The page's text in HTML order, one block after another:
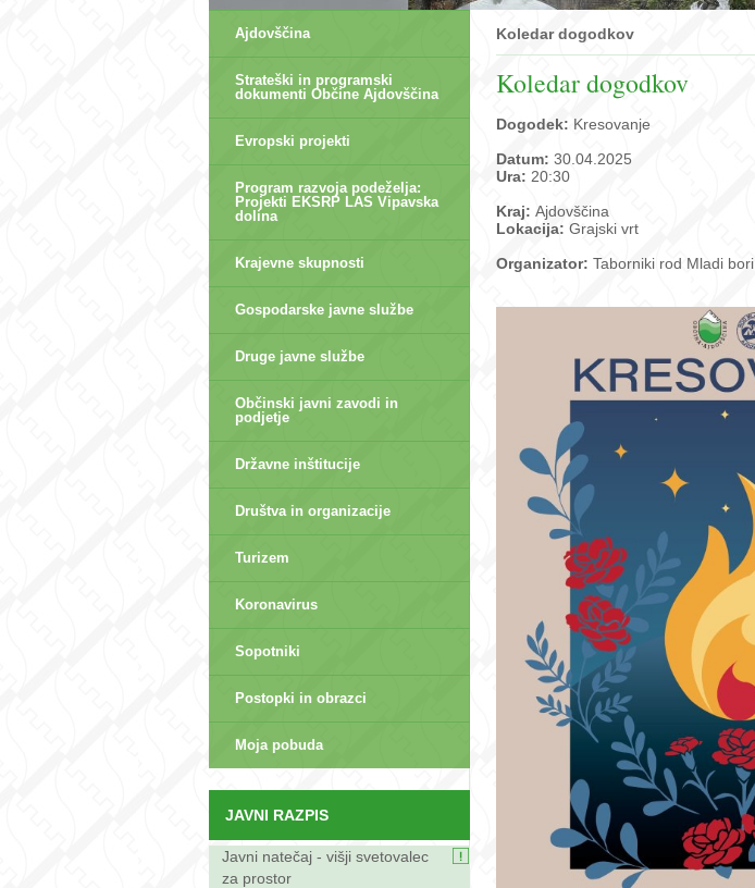
Ajdovščina
Strateški in programski
dokumenti Občine Ajdovščina
Evropski projekti
Program razvoja podeželja:
Projekti EKSRP LAS Vipavska
dolina
Krajevne skupnosti
Gospodarske javne službe
Druge javne službe
Občinski javni zavodi in
podjetje
Državne inštitucije
Društva in organizacije
Turizem
Koronavirus
Sopotniki
Postopki in obrazci
Moja pobuda
JAVNI RAZPIS
Javni natečaj - višji svetovalec
za prostor
Koledar dogodkov
Koledar dogodkov
Dogodek: Kresovanje
Datum: 30.04.2025
Ura: 20:30
Kraj: Ajdovščina
Lokacija: Grajski vrt
Organizator: Taborniki rod Mladi bori